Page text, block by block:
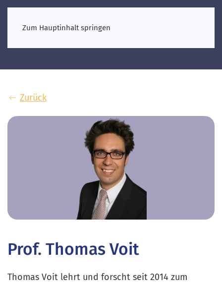
Zum Hauptinhalt springen
Zurück
Prof. Thomas Voit
Thomas Voit lehrt und forscht seit 2014 zum